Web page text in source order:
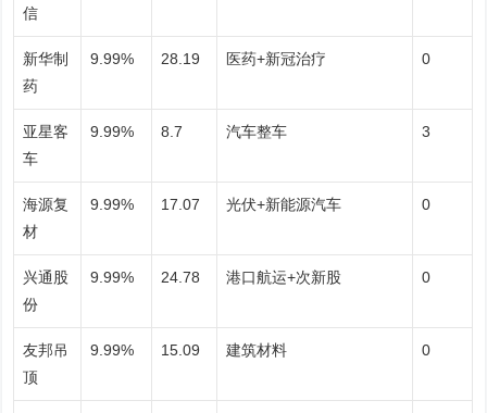
信
新华制
药
9.99% 28.19 医药+新冠治疗 0
亚星客
车
9.99% 8.7 汽车整车 3
海源复
材
9.99% 17.07 光伏+新能源汽车 0
兴通股
份
9.99% 24.78 港口航运+次新股 0
友邦吊
顶
9.99% 15.09 建筑材料 0